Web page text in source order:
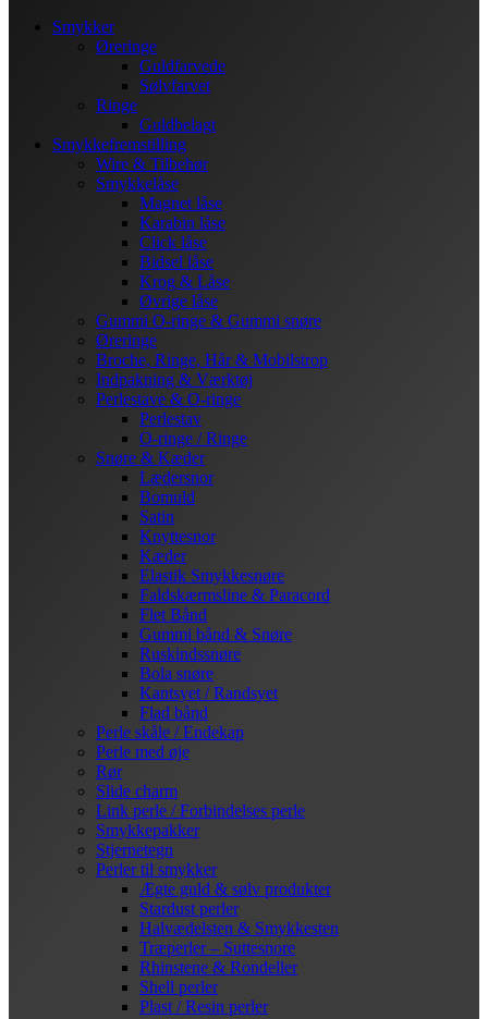
Smykker
Øreringe
Guldfarvede
Sølvfarvet
Ringe
Guldbelagt
Smykkefremstilling
Wire & Tilbehør
Smykkelåse
Magnet låse
Karabin låse
Click låse
Bidsel låse
Krog & Låse
Øvrige låse
Gummi O-ringe & Gummi snøre
Øreringe
Broche, Ringe, Hår & Mobilstrop
Indpakning & Værktøj
Perlestave & O-ringe
Perlestav
O-ringe / Ringe
Snøre & Kæder
Lædersnor
Bomuld
Satin
Knyttesnor
Kæder
Elastik Smykkesnøre
Faldskærmsline & Paracord
Flet Bånd
Gummi bånd & Snøre
Ruskindssnøre
Bola snøre
Kantsyet / Randsyet
Flad bånd
Perle skåle / Endekap
Perle med øje
Rør
Slide charm
Link perle / Forbindelses perle
Smykkepakker
Stjernetegn
Perler til smykker
Ægte guld & sølv produkter
Stardust perler
Halvædelsten & Smykkesten
Træperler – Suttesnore
Rhinstene & Rondeller
Shell perler
Plast / Resin perler